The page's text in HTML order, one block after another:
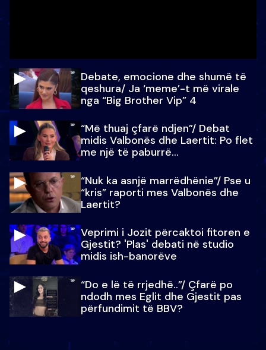
Debate, emocione dhe shumë të
qeshura/ Ja ‘meme’-t më virale
nga “Big Brother Vip” 4
“Më thuaj çfarë ndjen”/ Debat
midis Valbonës dhe Laertit: Po flet
me një të paburrë...
“Nuk ka asnjë marrëdhënie”/ Pse u
“kris” raporti mes Valbonës dhe
Laertit?
Veprimi i Jozit përcaktoi fitoren e
Gjestit? 'Plas' debati në studio
midis ish-banorëve
“Do e lë të rrjedhë..”/ Çfarë po
ndodh mes Eglit dhe Gjestit pas
përfundimit të BBV?